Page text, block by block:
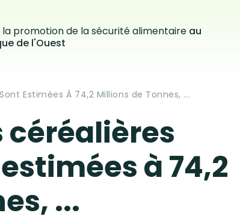
promotion de la sécurité alimentaire au
de l'Ouest
Estimées À 74,2 Millions de Tonnes, ...
céréalières
à 74,2
...